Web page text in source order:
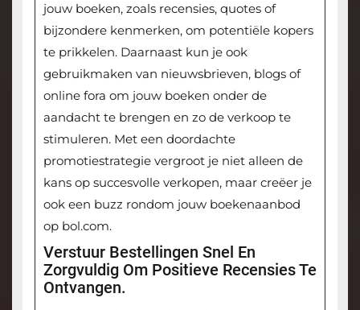
jouw boeken, zoals recensies, quotes of
bijzondere kenmerken, om potentiële kopers
te prikkelen. Daarnaast kun je ook
gebruikmaken van nieuwsbrieven, blogs of
online fora om jouw boeken onder de
aandacht te brengen en zo de verkoop te
stimuleren. Met een doordachte
promotiestrategie vergroot je niet alleen de
kans op succesvolle verkopen, maar creëer je
ook een buzz rondom jouw boekenaanbod
op bol.com.
Verstuur Bestellingen Snel En
Zorgvuldig Om Positieve Recensies Te
Ontvangen.